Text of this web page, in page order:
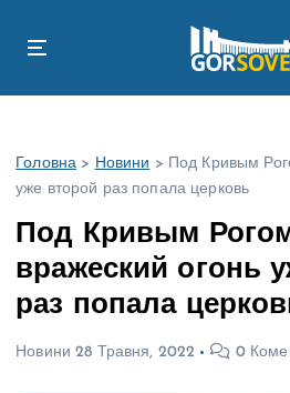
Головна > Новини >
Под Кривым
уже второй раз попала церковь
Под Кривым
вражеский огонь
раз попала
Новини 28 Травня, 2022 0